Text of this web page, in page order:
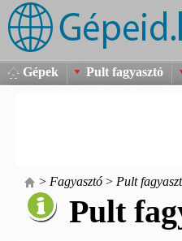
Gépek
Pult fagyasztó
> Fagyasztó > Pult
Pult